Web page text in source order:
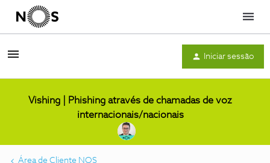
Menu
Iniciar sessão
Vishing | Phishing através de chamadas de voz
internacionais/nacionais
Área de Cliente NOS